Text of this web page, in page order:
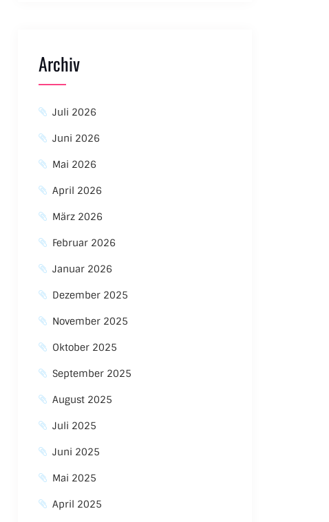
Archiv
Juli 2026
Juni 2026
Mai 2026
April 2026
März 2026
Februar 2026
Januar 2026
Dezember 2025
November 2025
Oktober 2025
September 2025
August 2025
Juli 2025
Juni 2025
Mai 2025
April 2025